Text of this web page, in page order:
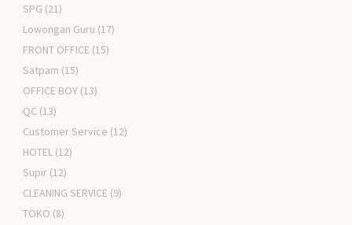
SPG (21)
Lowongan Guru (17)
FRONT OFFICE (15)
Satpam (15)
OFFICE BOY (13)
QC (13)
Customer Service (12)
HOTEL (12)
Supir (12)
CLEANING SERVICE (9)
TOKO (8)